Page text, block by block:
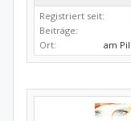
Registriert seit:
Beiträge:
Ort:
am